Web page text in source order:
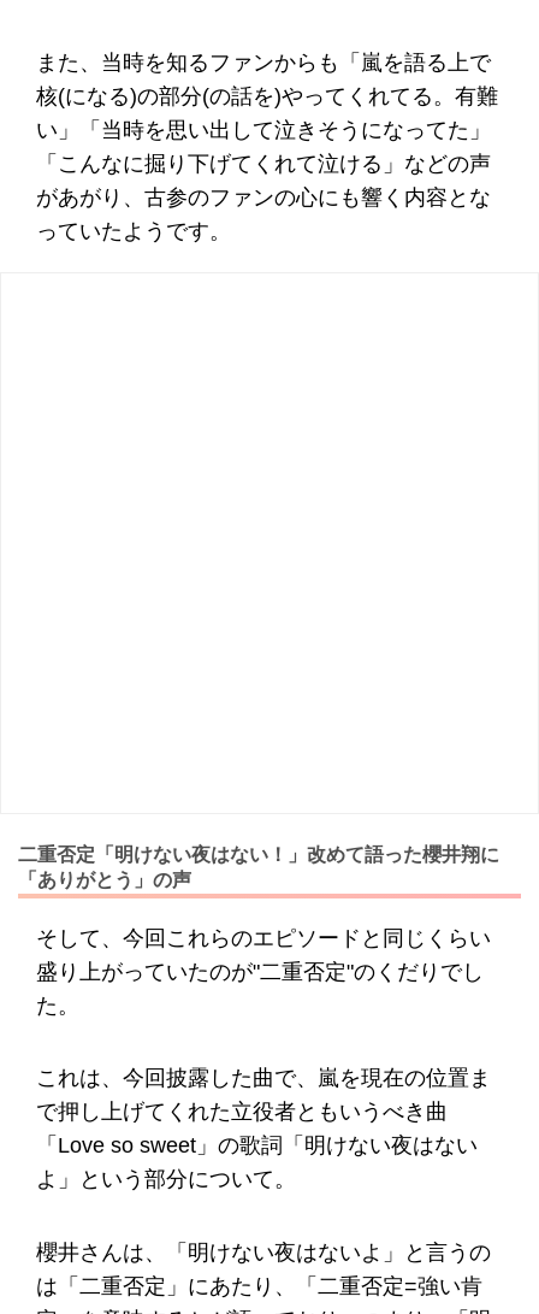
また、当時を知るファンからも「嵐を語る上で
核(になる)の部分(の話を)やってくれてる。有難
い」「当時を思い出して泣きそうになってた」
「こんなに掘り下げてくれて泣ける」などの声
があがり、古参のファンの心にも響く内容とな
っていたようです。
二重否定「明けない夜はない！」改めて語った櫻井翔に
「ありがとう」の声
そして、今回これらのエピソードと同じくらい
盛り上がっていたのが"二重否定"のくだりでし
た。
これは、今回披露した曲で、嵐を現在の位置ま
で押し上げてくれた立役者ともいうべき曲
「Love so sweet」の歌詞「明けない夜はない
よ」という部分について。
櫻井さんは、「明けない夜はないよ」と言うの
は「二重否定」にあたり、「二重否定=強い肯